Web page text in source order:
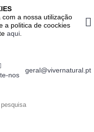
a nossa utilização
a politica de coockies
aqui
nos
geral@vivernatural.pt